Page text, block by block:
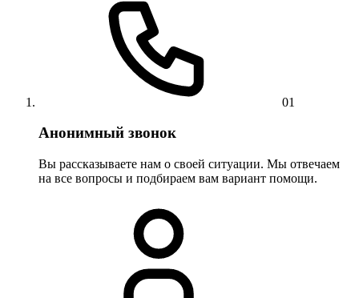
01
Анонимный звонок
Вы рассказываете нам о своей ситуации. Мы отвечаем
на все вопросы и подбираем вам вариант помощи.